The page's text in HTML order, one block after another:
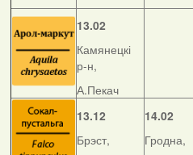
13.02
Камянецкі
р-н,
А.Пекач
13.12
Брэст,
14.02
Гродна,